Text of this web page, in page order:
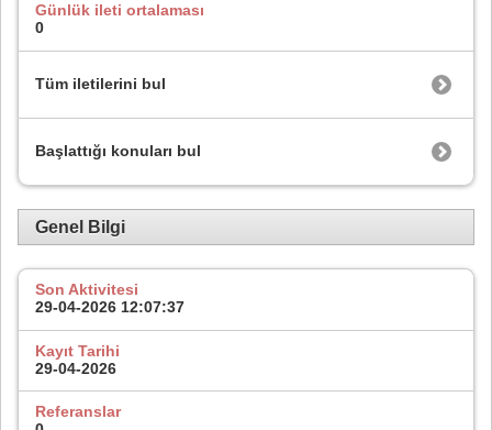
Günlük ileti ortalaması
0
Tüm iletilerini bul
Başlattığı konuları bul
Genel Bilgi
Son Aktivitesi
29-04-2026 12:07:37
Kayıt Tarihi
29-04-2026
Referanslar